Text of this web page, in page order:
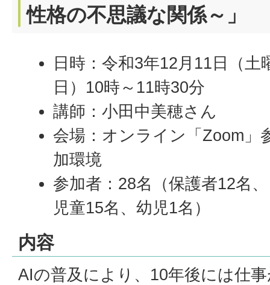
性格の不思議な関係～」
日時：令和3年12月11日（土
日）10時～11時30分
講師：小田中美穂さん
会場：オンライン「Zoom」
加環境
参加者：28名（保護者12名、
児童15名、幼児1名）
内容
AIの普及により、10年後には仕